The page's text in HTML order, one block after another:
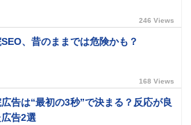
246 Views
、昔のままでは危険かも？
168 Views
告は“最初の3秒”で決まる？反応が良
告2選